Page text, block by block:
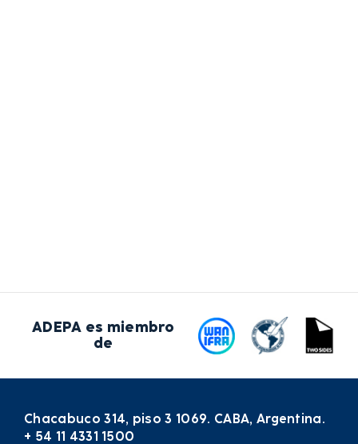
ADEPA es miembro
de
Chacabuco 314, piso 3 1069. CABA, Argentina.
+ 54 11 4331 1500